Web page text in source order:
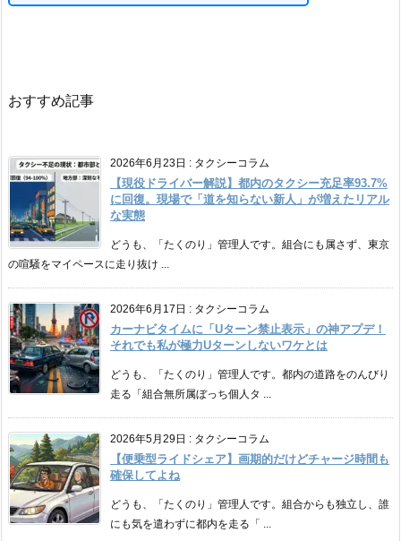
おすすめ記事
2026年6月23日 : タクシーコラム
【現役ドライバー解説】都内のタクシー充足率93.7%
に回復。現場で「道を知らない新人」が増えたリアル
な実態
どうも、「たくのり」管理人です。組合にも属さず、東京
の喧騒をマイペースに走り抜け ...
2026年6月17日 : タクシーコラム
カーナビタイムに「Uターン禁止表示」の神アプデ！
それでも私が極力Uターンしないワケとは
どうも、「たくのり」管理人です。都内の道路をのんびり
走る「組合無所属ぼっち個人タ ...
2026年5月29日 : タクシーコラム
【便乗型ライドシェア】画期的だけどチャージ時間も
確保してよね
どうも、「たくのり」管理人です。組合からも独立し、誰
にも気を遣わずに都内を走る「 ...